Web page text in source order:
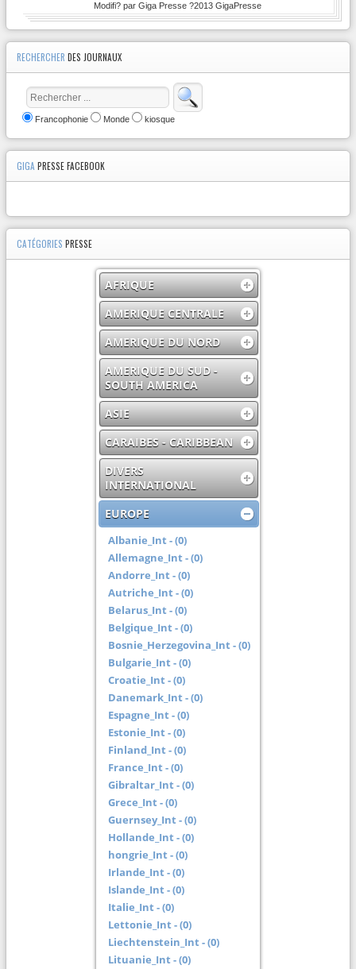
Modifi? par Giga Presse ?2013 GigaPresse
RECHERCHER DES JOURNAUX
Francophonie Monde kiosque
GIGAPRESSE FACEBOOK
CATÉGORIES PRESSE
AFRIQUE
AMERIQUE CENTRALE
AMERIQUE DU NORD
AMERIQUE DU SUD -
SOUTH AMERICA
ASIE
CARAIBES - CARIBBEAN
DIVERS
INTERNATIONAL
EUROPE
Albanie_Int - (0)
Allemagne_Int - (0)
Andorre_Int - (0)
Autriche_Int - (0)
Belarus_Int - (0)
Belgique_Int - (0)
Bosnie_Herzegovina_Int - (0)
Bulgarie_Int - (0)
Croatie_Int - (0)
Danemark_Int - (0)
Espagne_Int - (0)
Estonie_Int - (0)
Finland_Int - (0)
France_Int - (0)
Gibraltar_Int - (0)
Grece_Int - (0)
Guernsey_Int - (0)
Hollande_Int - (0)
hongrie_Int - (0)
Irlande_Int - (0)
Islande_Int - (0)
Italie_Int - (0)
Lettonie_Int - (0)
Liechtenstein_Int - (0)
Lituanie_Int - (0)